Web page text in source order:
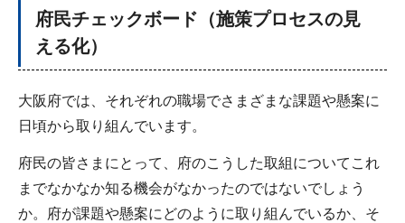
府民チェックボード（施策プロセスの見
える化）
大阪府では、それぞれの職場でさまざまな課題や懸案に
日頃から取り組んでいます。
府民の皆さまにとって、府のこうした取組についてこれ
までなかなか知る機会がなかったのではないでしょう
か。府が課題や懸案にどのように取り組んでいるか、そ